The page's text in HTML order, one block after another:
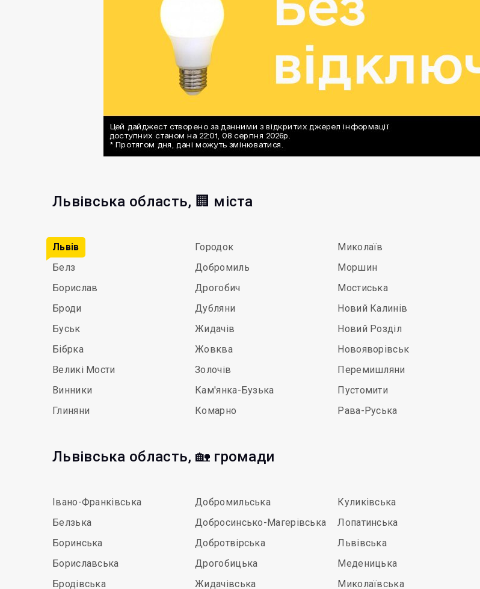
Львівська область, 🏢 міста
Львів
Белз
Борислав
Броди
Буськ
Бібрка
Великі Мости
Винники
Глиняни
Городок
Добромиль
Дрогобич
Дубляни
Жидачів
Жовква
Золочів
Кам'янка-Бузька
Комарно
Миколаїв
Моршин
Мостиська
Новий Калинів
Новий Розділ
Новояворівськ
Перемишляни
Пустомити
Рава-Руська
Львівська область, 🏡 громади
Івано-Франківська
Белзька
Боринська
Бориславська
Бродівська
Добромильська
Добросинсько-Магерівська
Добротвірська
Дрогобицька
Жидачівська
Куликівська
Лопатинська
Львівська
Меденицька
Миколаївська